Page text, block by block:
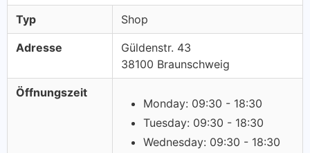
Typ Shop
Adresse
Güldenstr. 43
38100 Braunschweig
Öffnungszeit
Monday: 09:30 - 18:30
Tuesday: 09:30 - 18:30
Wednesday: 09:30 - 18:30